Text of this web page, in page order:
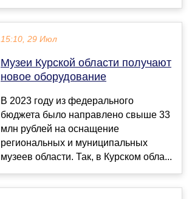
15:10, 29 Июл
Музеи Курской области получают
новое оборудование
В 2023 году из федерального
бюджета было направлено свыше 33
млн рублей на оснащение
региональных и муниципальных
музеев области. Так, в Курском обла...